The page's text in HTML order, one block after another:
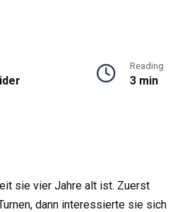
Reading
3 min
sie vier Jahre alt ist. Zuerst
dann interessierte sie sich